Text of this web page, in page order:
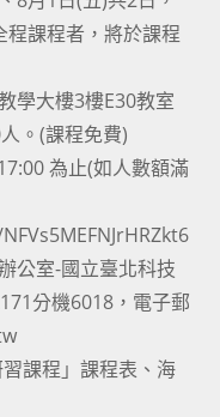
課程者，將於課程
學大樓3樓E30教室
。(課程免費)
為止(如人數額滿
公室-國立臺北科技
分機6018，電子郵
課程」課程表、海